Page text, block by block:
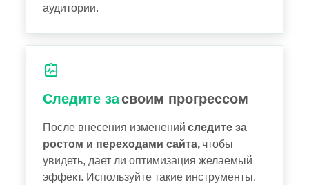
аудитории.
Следите засвоим прогрессом
После внесения изменений следите за
ростом и переходами сайта, чтобы
увидеть, дает ли оптимизация желаемый
эффект. Используйте такие инструменты,